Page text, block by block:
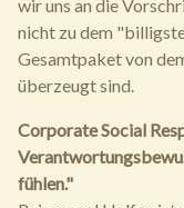
wir uns an die
nicht zu dem
Gesamtpaket von
überzeugt sind.
Corporate Social
fühlen."